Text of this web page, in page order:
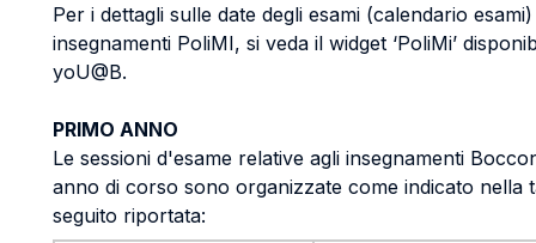
Per i dettagli sulle date degli esami (calendario
insegnamenti PoliMI, si veda il widget ‘PoliMi’
yoU@B.
PRIMO ANNO
Le sessioni d'esame relative agli insegnamenti
anno di corso sono organizzate come indicato nella
seguito riportata: